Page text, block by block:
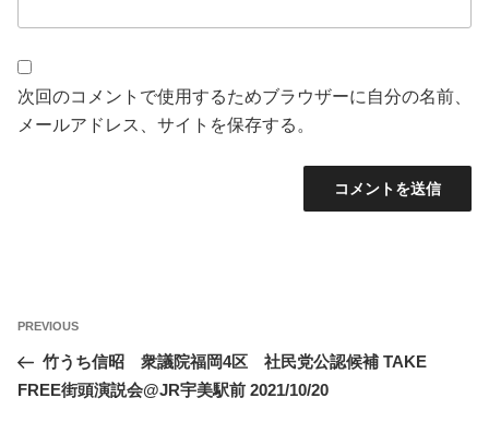
次回のコメントで使用するためブラウザーに自分の名前、
メールアドレス、サイトを保存する。
ナ
Previous
Post
PREVIOUS
竹うち信昭 衆議院福岡4区 社民党公認候補 TAKE
FREE街頭演説会@JR宇美駅前 2021/10/20